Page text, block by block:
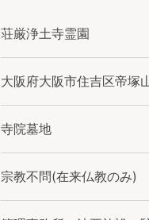
荘厳浄土寺霊園
大阪府大阪市住吉区帝塚
寺院墓地
宗教不問(在来仏教のみ)